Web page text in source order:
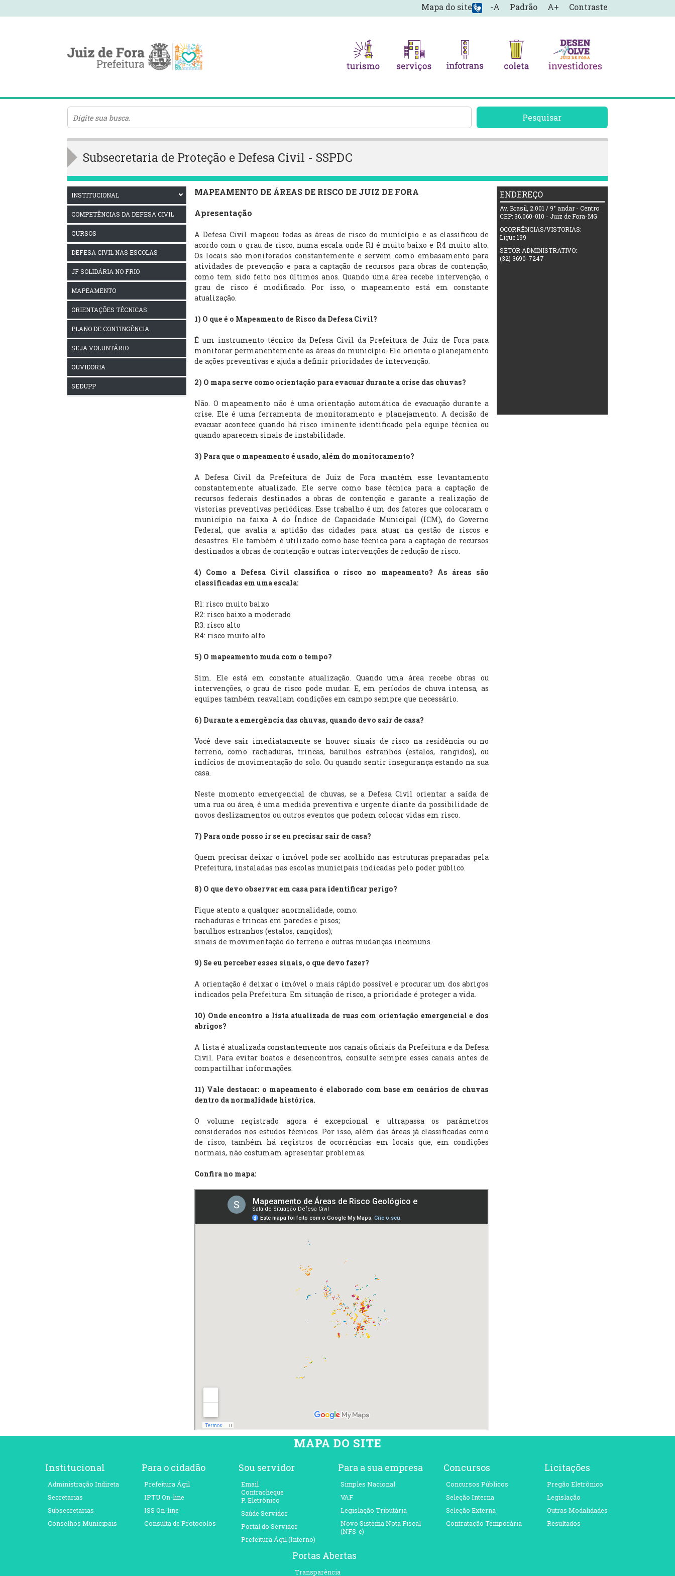
-A Padrão A+ Contraste
Mapa do site
Pesquisar
Subsecretaria de Proteção e Defesa Civil - SSPDC
INSTITUCIONAL
COMPETÊNCIAS DA DEFESA CIVIL
CURSOS
DEFESA CIVIL NAS ESCOLAS
JF SOLIDÁRIA NO FRIO
MAPEAMENTO
ORIENTAÇÕES TÉCNICAS
PLANO DE CONTINGÊNCIA
SEJA VOLUNTÁRIO
OUVIDORIA
SEDUPP
MAPEAMENTO DE ÁREAS DE RISCO DE JUIZ DE FORA
Apresentação
A Defesa Civil mapeou todas as áreas de risco do município e as classificou de
acordo com o grau de risco, numa escala onde R1 é muito baixo e R4 muito alto.
Os locais são monitorados constantemente e servem como embasamento para
atividades de prevenção e para a captação de recursos para obras de contenção,
como tem sido feito nos últimos anos. Quando uma área recebe intervenção, o
grau de risco é modificado. Por isso, o mapeamento está em constante
atualização.
1) O que é o Mapeamento de Risco da Defesa Civil?
É um instrumento técnico da Defesa Civil da Prefeitura de Juiz de Fora para
monitorar permanentemente as áreas do município. Ele orienta o planejamento
de ações preventivas e ajuda a definir prioridades de intervenção.
2) O mapa serve como orientação para evacuar durante a crise das chuvas?
Não. O mapeamento não é uma orientação automática de evacuação durante a
crise. Ele é uma ferramenta de monitoramento e planejamento. A decisão de
evacuar acontece quando há risco iminente identificado pela equipe técnica ou
quando aparecem sinais de instabilidade.
3) Para que o mapeamento é usado, além do monitoramento?
A Defesa Civil da Prefeitura de Juiz de Fora mantém esse levantamento
constantemente atualizado. Ele serve como base técnica para a captação de
recursos federais destinados a obras de contenção e garante a realização de
vistorias preventivas periódicas. Esse trabalho é um dos fatores que colocaram o
município na faixa A do Índice de Capacidade Municipal (ICM), do Governo
Federal, que avalia a aptidão das cidades para atuar na gestão de riscos e
desastres. Ele também é utilizado como base técnica para a captação de recursos
destinados a obras de contenção e outras intervenções de redução de risco.
4) Como a Defesa Civil classifica o risco no mapeamento? As áreas são
classificadas em uma escala:
R1: risco muito baixo
R2: risco baixo a moderado
R3: risco alto
R4: risco muito alto
5) O mapeamento muda com o tempo?
Sim. Ele está em constante atualização. Quando uma área recebe obras ou
intervenções, o grau de risco pode mudar. E, em períodos de chuva intensa, as
equipes também reavaliam condições em campo sempre que necessário.
6) Durante a emergência das chuvas, quando devo sair de casa?
Você deve sair imediatamente se houver sinais de risco na residência ou no
terreno, como rachaduras, trincas, barulhos estranhos (estalos, rangidos), ou
indícios de movimentação do solo. Ou quando sentir insegurança estando na sua
casa.
Neste momento emergencial de chuvas, se a Defesa Civil orientar a saída de
uma rua ou área, é uma medida preventiva e urgente diante da possibilidade de
novos deslizamentos ou outros eventos que podem colocar vidas em risco.
7) Para onde posso ir se eu precisar sair de casa?
Quem precisar deixar o imóvel pode ser acolhido nas estruturas preparadas pela
Prefeitura, instaladas nas escolas municipais indicadas pelo poder público.
8) O que devo observar em casa para identificar perigo?
Fique atento a qualquer anormalidade, como:
rachaduras e trincas em paredes e pisos;
barulhos estranhos (estalos, rangidos);
sinais de movimentação do terreno e outras mudanças incomuns.
9) Se eu perceber esses sinais, o que devo fazer?
A orientação é deixar o imóvel o mais rápido possível e procurar um dos abrigos
indicados pela Prefeitura. Em situação de risco, a prioridade é proteger a vida.
10) Onde encontro a lista atualizada de ruas com orientação emergencial e dos
abrigos?
A lista é atualizada constantemente nos canais oficiais da Prefeitura e da Defesa
Civil. Para evitar boatos e desencontros, consulte sempre esses canais antes de
compartilhar informações.
11) Vale destacar: o mapeamento é elaborado com base em cenários de chuvas
dentro da normalidade histórica.
O volume registrado agora é excepcional e ultrapassa os parâmetros
considerados nos estudos técnicos. Por isso, além das áreas já classificadas como
de risco, também há registros de ocorrências em locais que, em condições
normais, não costumam apresentar problemas.
Confira no mapa:
ENDEREÇO
Av. Brasil, 2.001 / 9° andar - Centro
CEP: 36.060-010 - Juiz de Fora-MG
OCORRÊNCIAS/VISTORIAS:
Ligue 199
SETOR ADMINISTRATIVO:
(32) 3690-7247
MAPA DO SITE
Institucional
Administração Indireta
Secretarias
Subsecretarias
Conselhos Municipais
Para o cidadão
Prefeitura Ágil
IPTU On-line
ISS On-line
Consulta de Protocolos
Sou servidor
Email
Contracheque
P. Eletrônico
Saúde Servidor
Portal do Servidor
Prefeitura Ágil (Interno)
Para a sua empresa
Simples Nacional
VAF
Legislação Tributária
Novo Sistema Nota Fiscal
(NFS-e)
Concursos
Concursos Públicos
Seleção Interna
Seleção Externa
Contratação Temporária
Licitações
Pregão Eletrônico
Legislação
Outras Modalidades
Resultados
Portas Abertas
Transparência